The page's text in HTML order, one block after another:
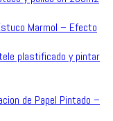
Marmol – Efecto
plastificado y pintar
de Papel Pintado –